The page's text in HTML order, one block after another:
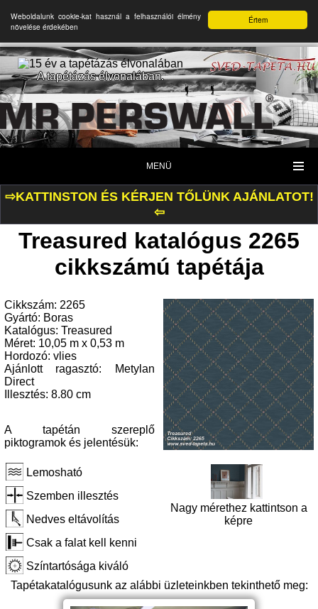
Értem
Weboldalunk cookie-kat használ a felhasználói élmény
növelése érdekében
A tapétázás élvonalában.
MENÜ
⇨KATTINSTON ÉS KÉRJEN TŐLÜNK AJÁNLATOT!
⇦
Treasured katalógus 2265
cikkszámú tapétája
Cikkszám: 2265
Gyártó: Boras
Katalógus: Treasured
Méret: 10,05 m x 0,53 m
Hordozó: vlies
Ajánlott ragasztó: Metylan
Direct
Illesztés: 8.80 cm
A tapétán szereplő
piktogramok és jelentésük:
Lemosható
Szemben illesztés
Nedves eltávolítás
Csak a falat kell kenni
Színtartósága kiváló
Nagy mérethez kattintson a
képre
Tapétakatalógusunk az alábbi üzleteinkben tekinthető meg: